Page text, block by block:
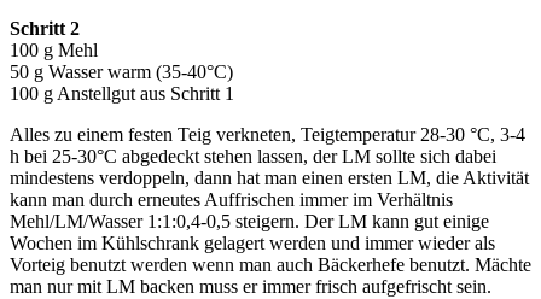
Schritt 2
100 g Mehl
50 g Wasser warm (35-40°C)
100 g Anstellgut aus Schritt 1
Alles zu einem festen Teig verkneten, Teigtemperatur 28-30 °C, 3-4
h bei 25-30°C abgedeckt stehen lassen, der LM sollte sich dabei
mindestens verdoppeln, dann hat man einen ersten LM, die Aktivität
kann man durch erneutes Auffrischen immer im Verhältnis
Mehl/LM/Wasser 1:1:0,4-0,5 steigern. Der LM kann gut einige
Wochen im Kühlschrank gelagert werden und immer wieder als
Vorteig benutzt werden wenn man auch Bäckerhefe benutzt. Mächte
man nur mit LM backen muss er immer frisch aufgefrischt sein.